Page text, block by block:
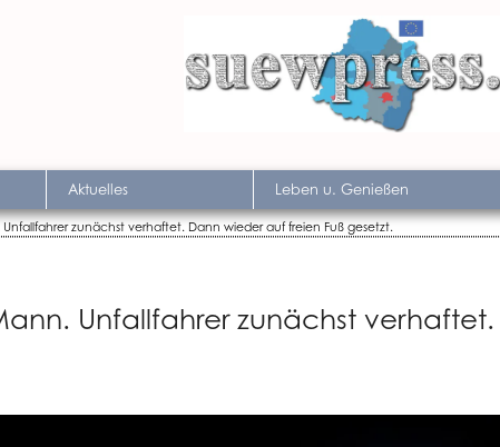
Aktuelles Leben u. Genießen
Unfallfahrer zunächst verhaftet. Dann wieder auf freien Fuß gesetzt.
Unfallfahrer zunächst